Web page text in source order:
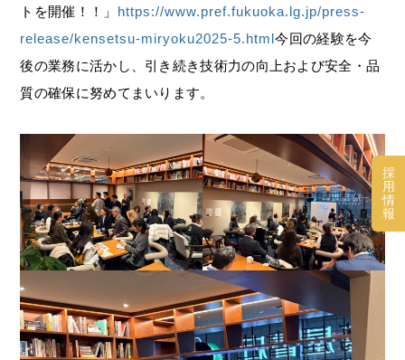
採
用
情
報
トを開催！！」 https://www.pref.fukuoka.lg.jp/press-
release/kensetsu-miryoku2025-5.html今回の経験を今
後の業務に活かし、引き続き技術力の向上および安全・品
質の確保に努めてまいります。